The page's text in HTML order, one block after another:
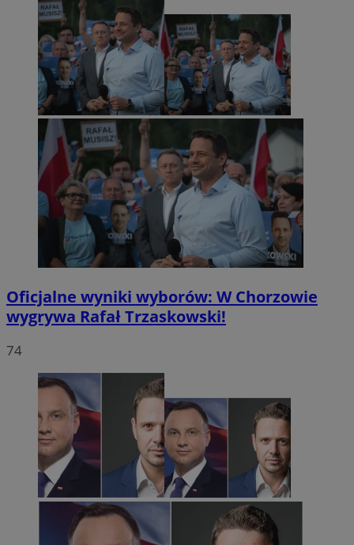
Oficjalne wyniki wyborów: W Chorzowie
wygrywa Rafał Trzaskowski!
74